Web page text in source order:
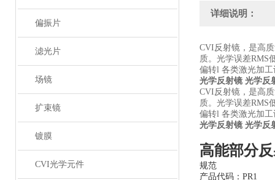
偏振片
滤光片
场镜
扩束镜
镀膜
CVI光学元件
详细说明：
CVI反射镜，是高
质。光学误差RMS
偏转l 各类激光加
光学反射镜 光学反
CVI反射镜，是高
质。光学误差RMS
偏转l 各类激光加
光学反射镜 光学反
高能部分
规范
产品代码：PR1